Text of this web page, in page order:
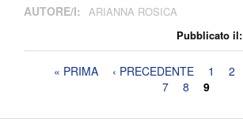
Pubblicato il:
AUTORE/I: ARIANNA ROSICA
Pagine« PRIMA ‹ PRECEDENTE 1 2
7
8 9